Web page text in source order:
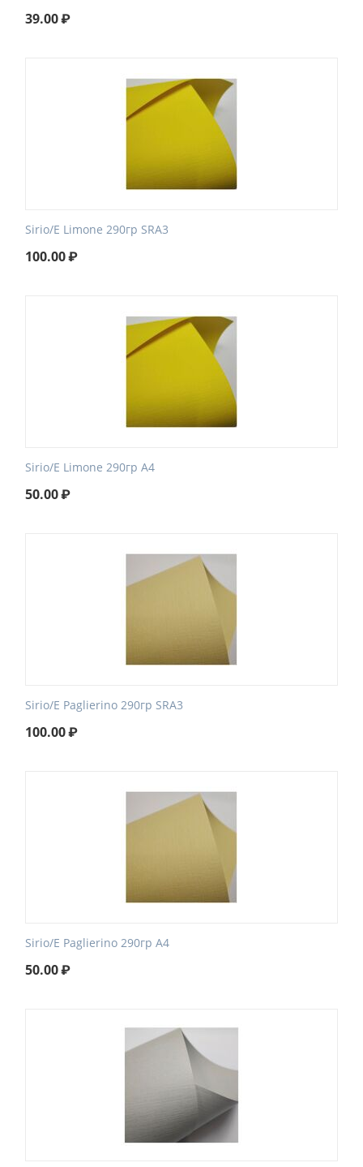
39.00₽
Sirio/E Limone 290гр SRA3
100.00₽
Sirio/E Limone 290гр А4
50.00₽
Sirio/E Paglierino 290гр SRA3
100.00₽
Sirio/E Paglierino 290гр А4
50.00₽